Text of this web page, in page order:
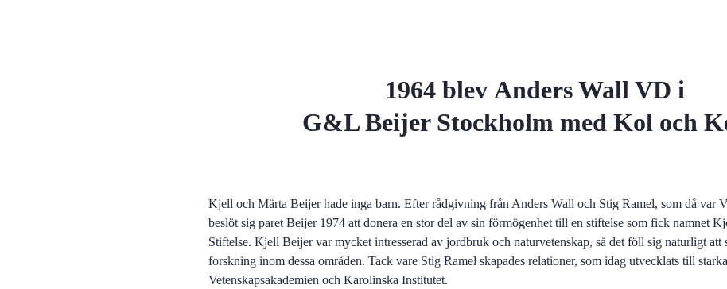
1964 blev Anders Wall VD i
G&L Beijer Stockholm med Kol och
Kjell och Märta Beijer hade inga barn. Efter rådgivning från Anders Wall och Stig Ramel, som då var
beslöt sig paret Beijer 1974 att donera en stor del av sin förmögenhet till en stiftelse som fick namnet
Stiftelse. Kjell Beijer var mycket intresserad av jordbruk och naturvetenskap, så det föll sig naturligt att
forskning inom dessa områden. Tack vare Stig Ramel skapades relationer, som idag utvecklats till
Vetenskapsakademien och Karolinska Institutet.